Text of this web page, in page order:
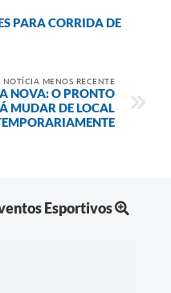
PARA CORRIDA DE
NOTÍCIA MENOS RECENTE
NOVA: O PRONTO
MUDAR DE LOCAL
Esportivos